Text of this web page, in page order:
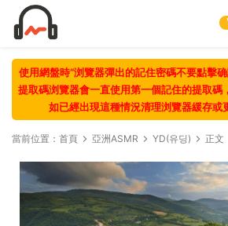
使用網盤時“浏覽器彈出的記住密碼不要點擊
提取碼浏覽器會一直使用第一個記住的提取碼
如已經出現這種情況清理浏覽器緩存或
當前位置： 首頁 亞洲ASMR YD(유딩) 正文